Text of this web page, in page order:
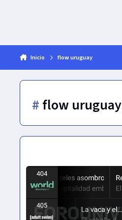
Inicio flow uruguay
# flow uruguay
FLOW | Uruguay | Grilla de canales